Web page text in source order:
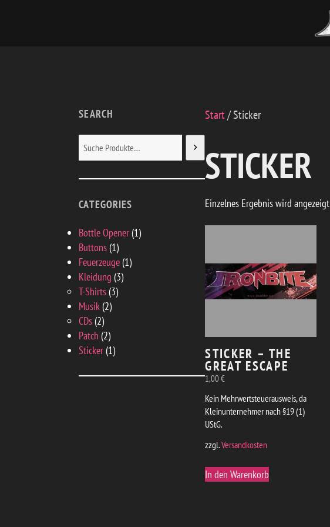
SEARCH
CATEGORIES
Bottle Opener 11
Buttons 11
Produkt
Feuerzeuge 11
Kleidung 33
T-Shirts 33
Musik 22
CDs 22
Produkte
Patch 22
Produkte
Sticker 11
Start/ Sticker
STICKER
Einzelnes Ergebnis wird angezeigt
STICKER – THE
GREAT ESCAPE
1,00€
Kein Mehrwertsteuerausweis, da
Kleinunternehmer nach §19 (1)
UStG.
zzgl.Versandkosten
In den Warenkorb